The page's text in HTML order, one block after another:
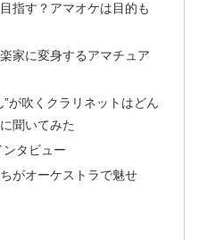
指す？アマオケは目的も
家に変身するアマチュア
”が吹くクラリネットはどん
聞いてみた
タビュー
がオーケストラで魅せ